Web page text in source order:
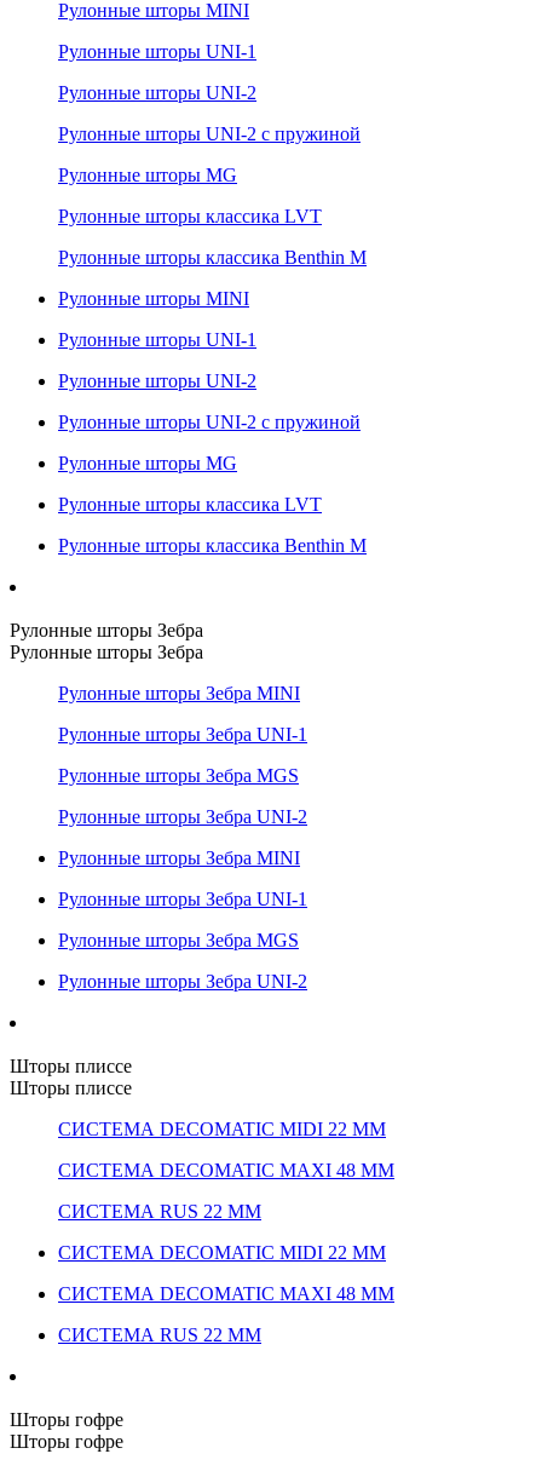
Рулонные шторы MINI
Рулонные шторы UNI-1
Рулонные шторы UNI-2
Рулонные шторы UNI-2 с пружиной
Рулонные шторы MG
Рулонные шторы классика LVT
Рулонные шторы классика Benthin M
Рулонные шторы MINI
Рулонные шторы UNI-1
Рулонные шторы UNI-2
Рулонные шторы UNI-2 с пружиной
Рулонные шторы MG
Рулонные шторы классика LVT
Рулонные шторы классика Benthin M
Рулонные шторы Зебра
Рулонные шторы Зебра
Рулонные шторы Зебра MINI
Рулонные шторы Зебра UNI-1
Рулонные шторы Зебра MGS
Рулонные шторы Зебра UNI-2
Рулонные шторы Зебра MINI
Рулонные шторы Зебра UNI-1
Рулонные шторы Зебра MGS
Рулонные шторы Зебра UNI-2
Шторы плиссе
Шторы плиссе
СИСТЕМА DECOMATIC MIDI 22 ММ
СИСТЕМА DECOMATIC MAXI 48 ММ
СИСТЕМА RUS 22 ММ
СИСТЕМА DECOMATIC MIDI 22 ММ
СИСТЕМА DECOMATIC MAXI 48 ММ
СИСТЕМА RUS 22 ММ
Шторы гофре
Шторы гофре